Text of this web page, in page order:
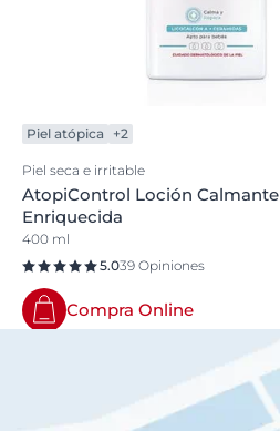
Piel atópica +2
Piel seca e irritable
AtopiControl Loción Calmante
Enriquecida
400 ml
5.039 Opiniones
Compra Online